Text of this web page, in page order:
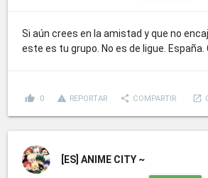
Si aún crees en la amistad y que no
este es tu grupo. No es de ligue. España.
thumb_up 0 report_problem REPORTAR share COMPARTIR launch
[ES] ANIME CITY ~